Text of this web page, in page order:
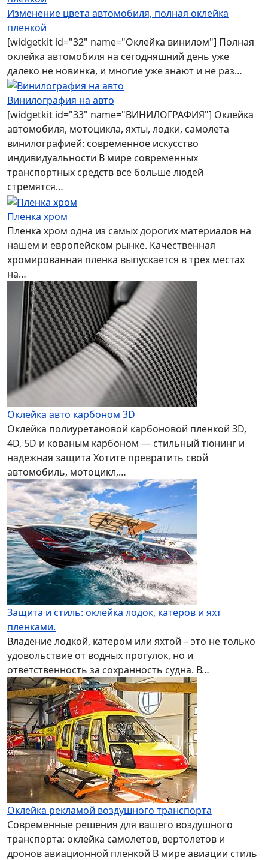
Изменение цвета автомобиля, полная оклейка
пленкой
[widgetkit id="32" name="Оклейка винилом"] Полная
оклейка автомобиля на сегодняшний день уже
далеко не новинка, и многие уже знают и не раз…
Винилография на авто
[widgetkit id="33" name="ВИНИЛОГРАФИЯ"] Оклейка
автомобиля, мотоцикла, яхты, лодки, самолета
винилографией: современное искусство
индивидуальности В мире современных
транспортных средств все больше людей
стремятся…
Пленка хром
Пленка хром одна из самых дорогих материалов на
нашем и европейском рынке. Качественная
хромированная пленка выпускается в трех местах
на…
Оклейка авто карбоном 3D
Оклейка полиуретановой карбоновой пленкой 3D,
4D, 5D и кованым карбоном — стильный тюнинг и
надежная защита Хотите превратить свой
автомобиль, мотоцикл,…
Защита и стиль: оклейка лодок, катеров и яхт
пленками.
Владение лодкой, катером или яхтой – это не только
удовольствие от водных прогулок, но и
ответственность за сохранность судна. В…
Оклейка рекламой воздушного транспорта
Современные решения для вашего воздушного
транспорта: оклейка самолетов, вертолетов и
дронов авиационной пленкой В мире авиации стиль